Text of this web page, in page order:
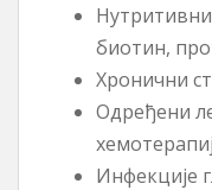
биотин,
Хронични
Одређени
Инфекције